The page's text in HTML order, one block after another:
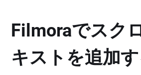
Filmoraでスク
キストを追加